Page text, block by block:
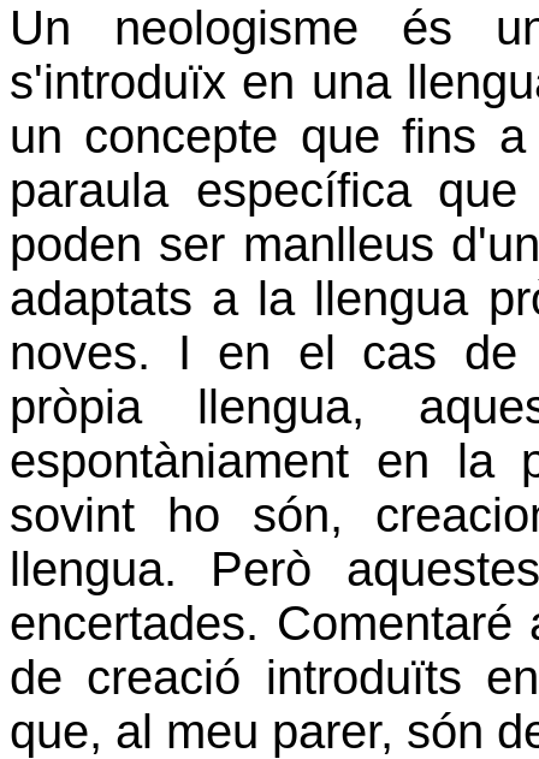
Un neologisme és
s'introduïx en una
un concepte que fins
paraula específica
poden ser manlleus
adaptats a la llengua
noves. I en el cas de
pròpia llengua,
espontàniament en la
sovint ho són,
llengua. Però
encertades.
de creació introduïts
que, al meu parer, són